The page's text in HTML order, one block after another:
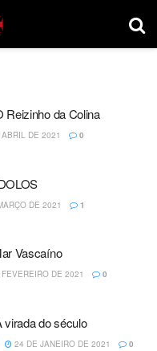
Reizinho da Colina
DE 2021 0
DE 2021 1
Vascaíno
DE 2021 0
virada do século
24 DE JANEIRO DE 2021 0